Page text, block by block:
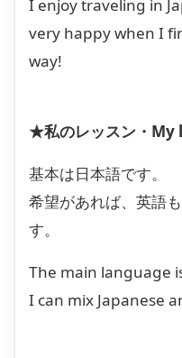
I enjoy traveling in
very happy when I
way!
★私のレッスン・
基本は日本語です。
希望があれば、英語
す。
The main language
I can mix Japanese